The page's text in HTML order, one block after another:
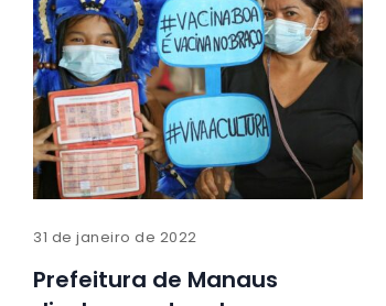
31 de janeiro de 2022
Prefeitura de Manaus